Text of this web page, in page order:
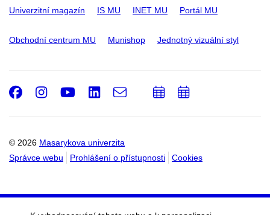
Univerzitní magazín IS MU INET MU Portál MU
Obchodní centrum MU Munishop Jednotný vizuální styl
© 2026 Masarykova univerzita
Správce webu
Prohlášení o přístupnosti Cookies
Facebook
Instagram
Youtube
LinkedIn
e-
PřidatPřidat